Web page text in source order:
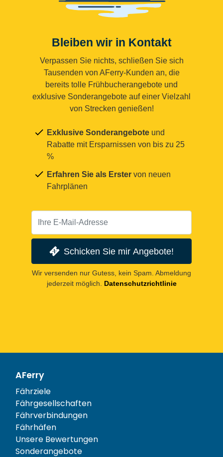
Bleiben wir in Kontakt
Verpassen Sie nichts, schließen Sie sich
Tausenden von AFerry-Kunden an, die
bereits tolle Frühbucherangebote und
exklusive Sonderangebote auf einer Vielzahl
von Strecken genießen!
Exklusive Sonderangebote und
Rabatte mit Ersparnissen von bis zu 25
%
Erfahren Sie als Erster von neuen
Fahrplänen
Schicken Sie mir Angebote!
Wir versenden nur Gutess, kein Spam. Abmeldung
jederzeit möglich. Datenschutzrichtlinie
AFerry
Fährziele
Fährgesellschaften
Fährverbindungen
Fährhäfen
Unsere Bewertungen
Sonderangebote